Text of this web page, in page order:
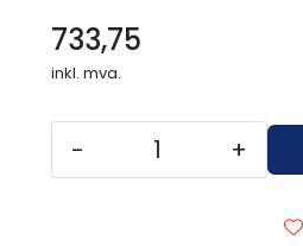
733,75
inkl. mva.
- +